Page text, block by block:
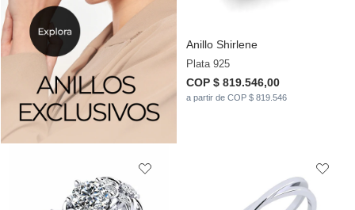
Anillo Shirlene
Plata 925
COP $ 819.546,00
a partir de COP $ 819.546